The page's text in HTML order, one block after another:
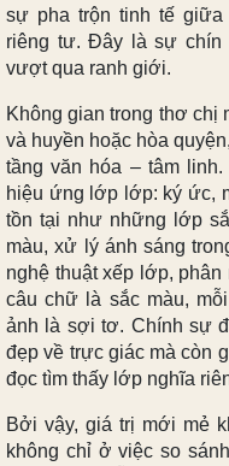
sự pha trộn tinh tế giữa
riêng tư. Đây là sự chín
vượt qua ranh giới.
Không gian trong thơ chị
và huyền hoặc hòa
tầng văn hóa – tâm linh.
hiệu ứng lớp lớp: ký ức,
tồn tại như những lớp
màu, xử lý ánh sáng
nghệ thuật xếp lớp,
câu chữ là sắc màu,
ảnh là sợi tơ. Chính sự
đẹp về trực giác mà còn
đọc tìm thấy lớp nghĩa
Bởi vậy, giá trị mới mẻ
không chỉ ở việc so